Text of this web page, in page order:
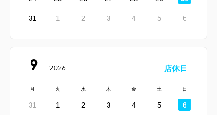
日
31 1 2 3 4 5 6
9 2026 店休日
月 火 水 木 金 土 日
31 1 2 3 4 5 6
定
休
日